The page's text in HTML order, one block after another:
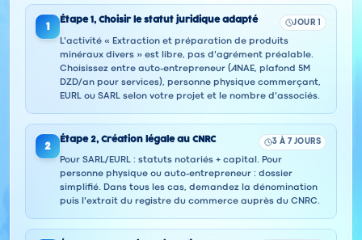
1
Étape 1, Choisir le statut juridique adapté JOUR 1
L'activité « Extraction et préparation de produits
minéraux divers » est libre, pas d'agrément préalable.
Choisissez entre auto-entrepreneur (ANAE, plafond 5M
DZD/an pour services), personne physique commerçant,
EURL ou SARL selon votre projet et le nombre d'associés.
2
Étape 2, Création légale au CNRC 3 À 7 JOURS
Pour SARL/EURL : statuts notariés + capital. Pour
personne physique ou auto-entrepreneur : dossier
simplifié. Dans tous les cas, demandez la dénomination
puis l'extrait du registre du commerce auprès du CNRC.